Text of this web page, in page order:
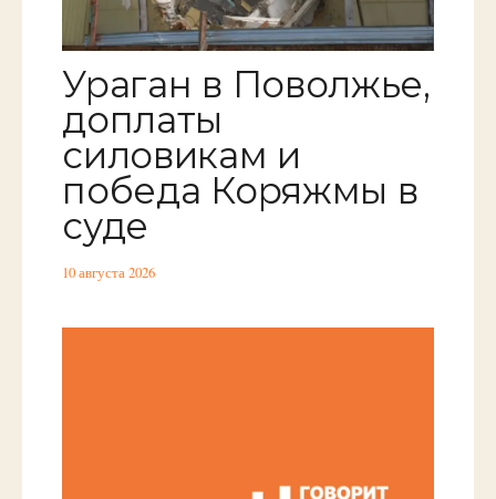
Ураган в Поволжье,
доплаты
силовикам и
победа Коряжмы в
суде
10 августа 2026